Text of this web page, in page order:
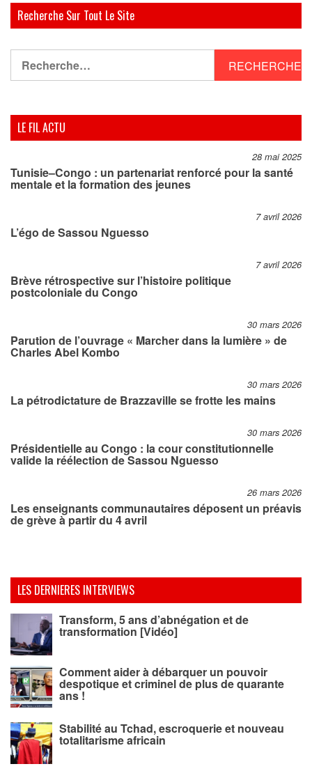
Recherche Sur Tout Le Site
LE FIL ACTU
28 mai 2025
Tunisie–Congo : un partenariat renforcé pour la santé
mentale et la formation des jeunes
7 avril 2026
L’égo de Sassou Nguesso
7 avril 2026
Brève rétrospective sur l’histoire politique
postcoloniale du Congo
30 mars 2026
Parution de l’ouvrage « Marcher dans la lumière » de
Charles Abel Kombo
30 mars 2026
La pétrodictature de Brazzaville se frotte les mains
30 mars 2026
Présidentielle au Congo : la cour constitutionnelle
valide la réélection de Sassou Nguesso
26 mars 2026
Les enseignants communautaires déposent un préavis
de grève à partir du 4 avril
LES DERNIERES INTERVIEWS
Transform, 5 ans d’abnégation et de
transformation [Vidéo]
Comment aider à débarquer un pouvoir
despotique et criminel de plus de quarante
ans !
Stabilité au Tchad, escroquerie et nouveau
totalitarisme africain